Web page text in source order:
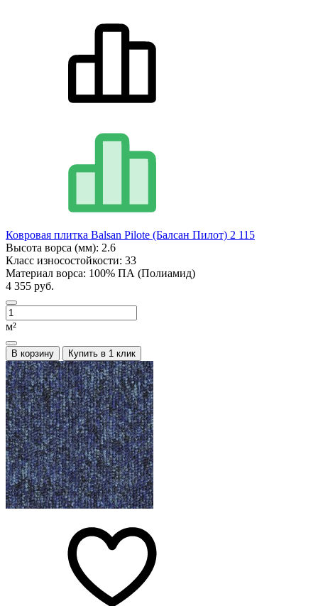
Ковровая плитка Balsan Pilote (Балсан Пилот) 2 115
Высота ворса (мм): 2.6
Класс износостойкости: 33
Материал ворса: 100% ПА (Полиамид)
4 355 руб.
м²
В корзину Купить в 1 клик